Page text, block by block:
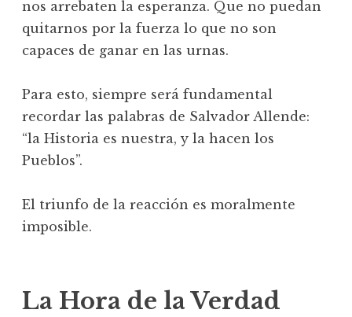
nos arrebaten la esperanza. Que no puedan
quitarnos por la fuerza lo que no son
capaces de ganar en las urnas.
Para esto, siempre será fundamental
recordar las palabras de Salvador Allende:
“la Historia es nuestra, y la hacen los
Pueblos”.
El triunfo de la reacción es moralmente
imposible.
La Hora de la Verdad